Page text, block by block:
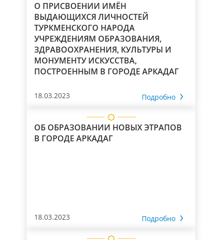
О ПРИСВОЕНИИ ИМЁН
ВЫДАЮЩИХСЯ ЛИЧНОСТЕЙ
ТУРКМЕНСКОГО НАРОДА
УЧРЕЖДЕНИЯМ ОБРАЗОВАНИЯ,
ЗДРАВООХРАНЕНИЯ, КУЛЬТУРЫ И
МОНУМЕНТУ ИСКУССТВА,
ПОСТРОЕННЫМ В ГОРОДЕ АРКАДАГ
18.03.2023 Подробно
ОБ ОБРАЗОВАНИИ НОВЫХ ЭТРАПОВ
В ГОРОДЕ АРКАДАГ
18.03.2023 Подробно